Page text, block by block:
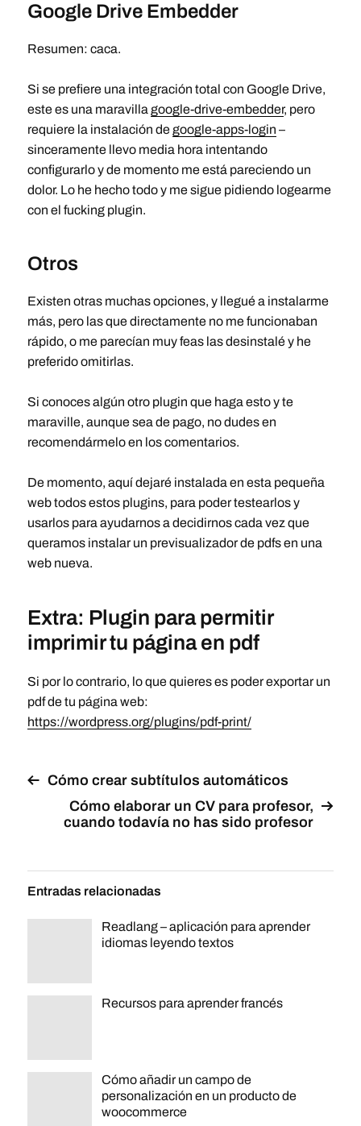
Google Drive Embedder
Resumen: caca.
Si se prefiere una integración total con Google Drive,
este es una maravillagoogle-drive-embedder, pero
requiere la instalación degoogle-apps-login –
sinceramente llevo media hora intentando
configurarlo y de momento me está pareciendo un
dolor. Lo he hecho todo y me sigue pidiendo logearme
con el fucking plugin.
Otros
Existen otras muchas opciones, y llegué a instalarme
más, pero las que directamente no me funcionaban
rápido, o me parecían muy feas las desinstalé y he
preferido omitirlas.
Si conoces algún otro plugin que haga esto y te
maraville, aunque sea de pago, no dudes en
recomendármelo en los comentarios.
De momento, aquí dejaré instalada en esta pequeña
web todos estos plugins, para poder testearlos y
usarlos para ayudarnos a decidirnos cada vez que
queramos instalar un previsualizador de pdfs en una
web nueva.
Extra: Plugin para permitir
imprimir tu página en pdf
Si por lo contrario, lo que quieres es poder exportar un
pdf de tu página web:
https://wordpress.org/plugins/pdf-print/
Cómo crear subtítulos automáticos
Cómo elaborar un CV para profesor,
cuando todavía no has sido profesor
Entradas relacionadas
Readlang – aplicación para aprender
idiomas leyendo textos
Recursos para aprender francés
Cómo añadir un campo de
personalización en un producto de
woocommerce